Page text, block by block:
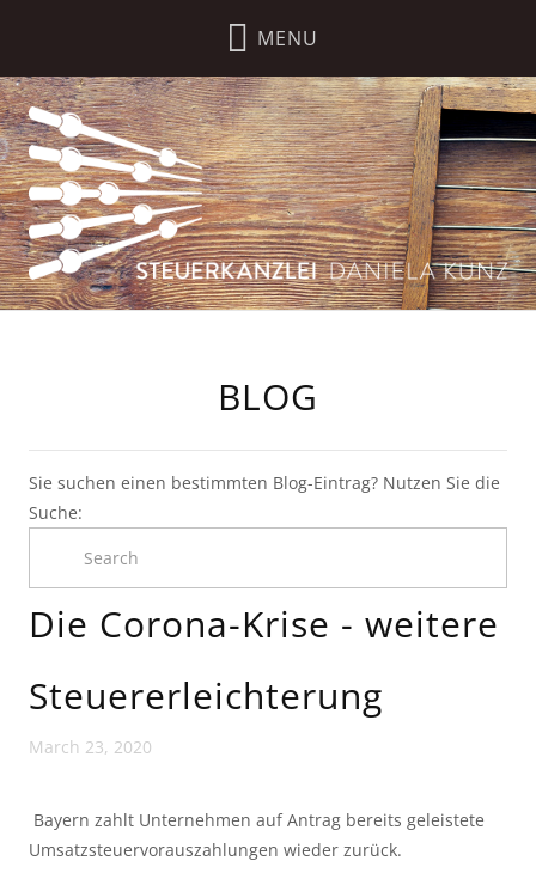
BLOG
Sie suchen einen bestimmten Blog-Eintrag? Nutzen Sie die
Suche:
Die Corona-Krise - weitere
Steuererleichterung
March 23, 2020
Umsatzsteuervorauszahlungen wieder zurück.